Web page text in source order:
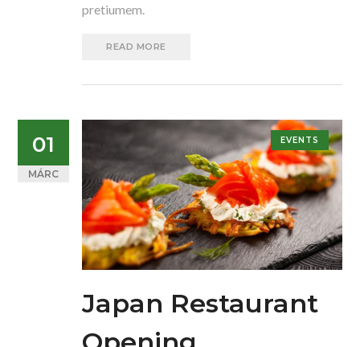
pretiumem.
READ MORE
01
MÁRC
EVENTS
Japan Restaurant